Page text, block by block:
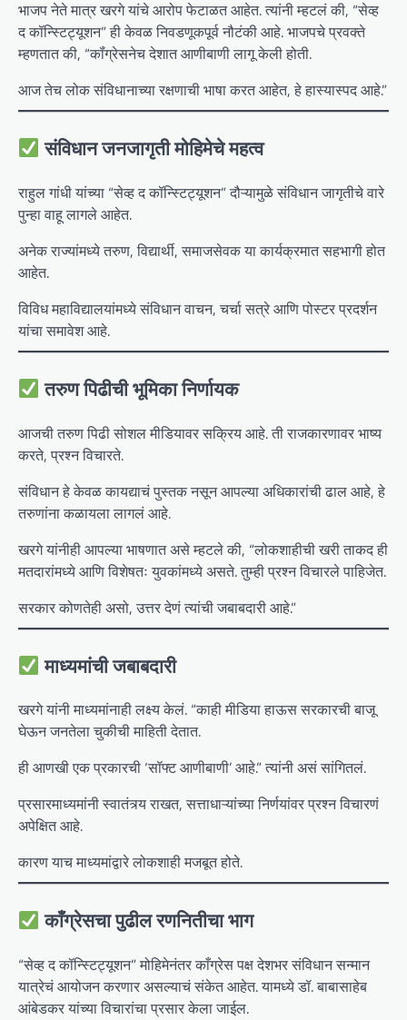
भाजप नेते मात्र खरगे यांचे आरोप फेटाळत आहेत. त्यांनी म्हटलं की, “सेव्ह
द कॉन्स्टिट्यूशन” ही केवळ निवडणूकपूर्व नौटंकी आहे. भाजपचे प्रवक्ते
म्हणतात की, “कॉंग्रेसनेच देशात आणीबाणी लागू केली होती.
आज तेच लोक संविधानाच्या रक्षणाची भाषा करत आहेत, हे हास्यास्पद आहे.”
संविधान जनजागृती मोहिमेचे महत्व
राहुल गांधी यांच्या “सेव्ह द कॉन्स्टिट्यूशन” दौऱ्यामुळे संविधान जागृतीचे वारे
पुन्हा वाहू लागले आहेत.
अनेक राज्यांमध्ये तरुण, विद्यार्थी, समाजसेवक या कार्यक्रमात सहभागी होत
आहेत.
विविध महाविद्यालयांमध्ये संविधान वाचन, चर्चा सत्रे आणि पोस्टर प्रदर्शन
यांचा समावेश आहे.
तरुण पिढीची भूमिका निर्णायक
आजची तरुण पिढी सोशल मीडियावर सक्रिय आहे. ती राजकारणावर भाष्य
करते, प्रश्न विचारते.
संविधान हे केवळ कायद्याचं पुस्तक नसून आपल्या अधिकारांची ढाल आहे, हे
तरुणांना कळायला लागलं आहे.
खरगे यांनीही आपल्या भाषणात असे म्हटले की, “लोकशाहीची खरी ताकद ही
मतदारांमध्ये आणि विशेषतः युवकांमध्ये असते. तुम्ही प्रश्न विचारले पाहिजेत.
सरकार कोणतेही असो, उत्तर देणं त्यांची जबाबदारी आहे.”
माध्यमांची जबाबदारी
खरगे यांनी माध्यमांनाही लक्ष्य केलं. “काही मीडिया हाऊस सरकारची बाजू
घेऊन जनतेला चुकीची माहिती देतात.
ही आणखी एक प्रकारची ‘सॉफ्ट आणीबाणी’ आहे.” त्यांनी असं सांगितलं.
प्रसारमाध्यमांनी स्वातंत्र्य राखत, सत्ताधाऱ्यांच्या निर्णयांवर प्रश्न विचारणं
अपेक्षित आहे.
कारण याच माध्यमांद्वारे लोकशाही मजबूत होते.
काँग्रेसचा पुढील रणनितीचा भाग
“सेव्ह द कॉन्स्टिट्यूशन” मोहिमेनंतर काँग्रेस पक्ष देशभर संविधान सन्मान
यात्रेचं आयोजन करणार असल्याचं संकेत आहेत. यामध्ये डॉ. बाबासाहेब
आंबेडकर यांच्या विचारांचा प्रसार केला जाईल.